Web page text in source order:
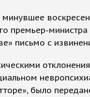
премьер-
письмо с
было